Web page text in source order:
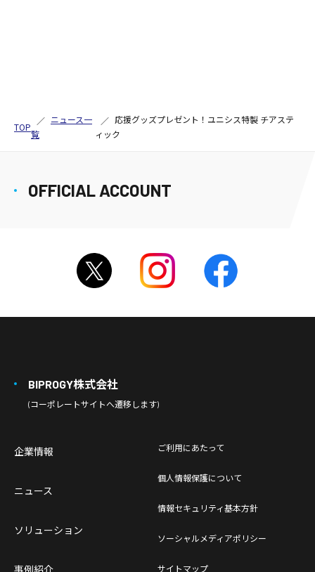
TOP
ニュース一
覧
応援グッズプレゼント！ユニシス特製 チアステ
ィック
OFFICIAL ACCOUNT
BIPROGY株式会社
(コーポレートサイトへ遷移します)
企業情報
ニュース
ソリューション
事例紹介
ご利用にあたって
個人情報保護について
情報セキュリティ基本方針
ソーシャルメディアポリシー
サイトマップ